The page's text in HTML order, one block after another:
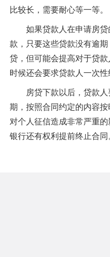
比较长，需要耐心等一等。
如果贷款人在申请房
款，只要这些贷款没有逾
贷，但可能会提高对于贷
时候还会要求贷款人一次性
房贷下款以后，贷款
期，按照合同约定的内容
对个人征信造成非常严重
银行还有权利提前终止合同